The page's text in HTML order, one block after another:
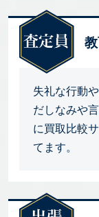
失礼な行動
だしなみや
に買取比較
てます。